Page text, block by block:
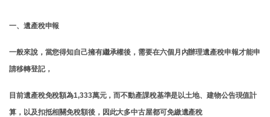
一、遺產稅申報
一般來說，當您得知自己擁有繼承權後，需要在六個月內辦理遺產稅申報才能申
請移轉登記，
目前遺產稅免稅額為1,333萬元，而不動產課稅基準是以土地、建物公告現值計
算，以及扣抵相關免稅額後，因此大多中古屋都可免繳遺產稅